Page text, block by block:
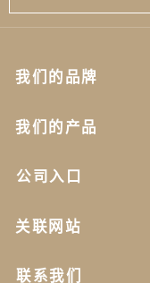
我们的品牌
我们的产品
公司入口
关联网站
联系我们